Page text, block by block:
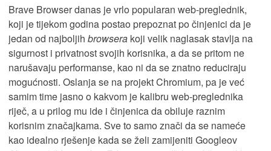
Brave Browser danas je vrlo popularan web-preglednik,
koji je tijekom godina postao prepoznat po činjenici da je
jedan od najboljih browsera koji velik naglasak stavlja na
sigurnost i privatnost svojih korisnika, a da se pritom ne
narušavaju performanse, kao ni da se znatno reduciraju
mogućnosti. Oslanja se na projekt Chromium, pa je već
samim time jasno o kakvom je kalibru web-preglednika
riječ, a u prilog mu ide i činjenica da obiluje raznim
korisnim značajkama. Sve to samo znači da se nameće
kao idealno rješenje kada se želi zamijeniti Googleov